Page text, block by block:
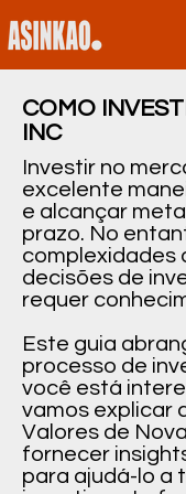
COMO
INC
Investir no
excelente
e alcançar
prazo. No
complexidades
decisões de
requer
Este guia
processo de
você está
vamos explicar
Valores de
fornecer
para ajudá-lo a